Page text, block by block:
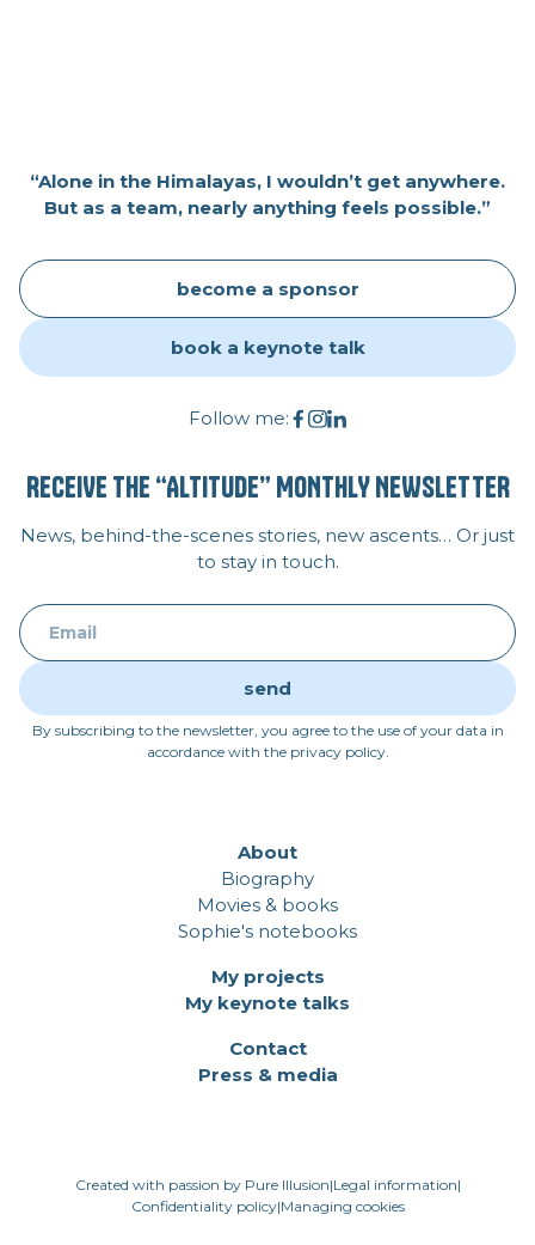
“Alone in the Himalayas, I wouldn’t get anywhere.
But as a team, nearly anything feels possible.”
become a sponsor
book a keynote talk
Follow me:
RECEIVE THE “ALTITUDE” MONTHLY NEWSLETTER
News, behind-the-scenes stories, new ascents… Or just
to stay in touch.
By subscribing to the newsletter, you agree to the use of your data in
accordance with the privacy policy.
About
Biography
Movies & books
Sophie's notebooks
My projects
My keynote talks
Contact
Press & media
Created with passion by Pure Illusion|Legal information|
Confidentiality policy|Managing cookies